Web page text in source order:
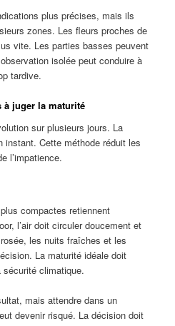
plus précises, mais ils
zones. Les fleurs proches de
vite. Les parties basses peuvent
isolée peut conduire à
tardive.
à juger la maturité
sur plusieurs jours. La
instant. Cette méthode réduit les
l’impatience.
compactes retiennent
l’air doit circuler doucement et
les nuits fraîches et les
La maturité idéale doit
climatique.
mais attendre dans un
devenir risqué. La décision doit